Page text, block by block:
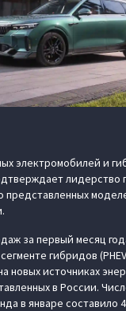
электромобилей и
лидерство
за первый месяц
гибридов
новых источниках
в России.
в январе составило